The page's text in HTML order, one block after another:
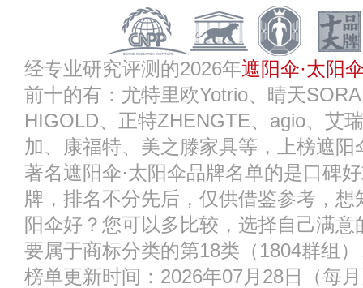
经专业研究评测的2026年遮阳伞·太阳
前十的有：尤特里欧Yotrio、晴天
HIGOLD、正特ZHENGTE、agio、艾
加、康福特、美之滕家具等，上榜遮阳
著名遮阳伞·太阳伞品牌名单的是口碑
牌，排名不分先后，仅供借鉴参考，想
阳伞好？您可以多比较，选择自己满意
要属于商标分类的第18类（1804群组
榜单更新时间：2026年07月28日（每